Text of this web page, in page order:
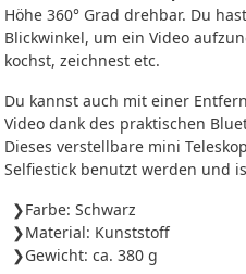
Höhe 360° Grad drehbar. Du
Blickwinkel, um ein Video
kochst, zeichnest etc.
Du kannst auch mit einer
Video dank des praktischen
Dieses verstellbare mini
Selfiestick benutzt werden und
Farbe: Schwarz
Material: Kunststoff
Gewicht: ca. 380 g